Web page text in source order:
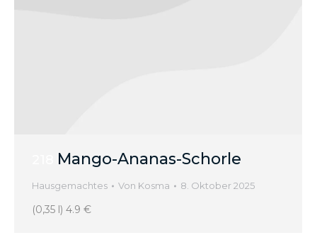
Mango-Ananas-Schorle
Hausgemachtes Von Kosma 8. Oktober 2025
(0,35 l) 4.9 €